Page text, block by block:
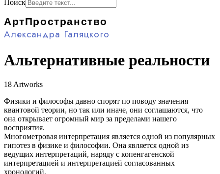
Поиск
АртПространство
Александра Галяцкого
Альтернативные реальности
18 Artworks
Физики и философы давно спорят по поводу значения
квантовой теории, но так или иначе, они соглашаются, что
она открывает огромный мир за пределами нашего
восприятия.
Многометровая интерпретация является одной из популярных
гипотез в физике и философии. Она является одной из
ведущих интерпретаций, наряду с копенгагенской
интерпретацией и интерпретацией согласованных
хронологий.